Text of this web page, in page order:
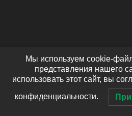
Использование материалов
City» разрешено только с
Мы используем cookie-
представления нашего
использовать этот сайт, вы
конфиденциальности.